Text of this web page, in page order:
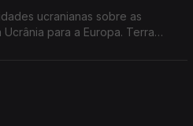
ucranianas sobre as
para a Europa. Terra